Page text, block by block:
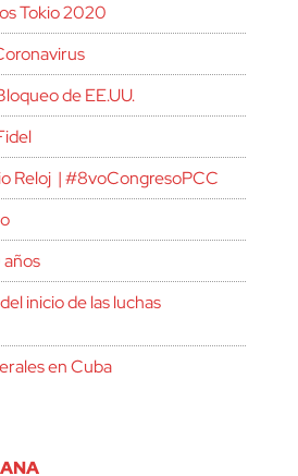
Tokio 2020
de EE.UU.
Reloj | #8voCongresoPCC
inicio de las luchas
en Cuba